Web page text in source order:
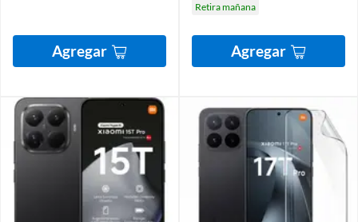
Agregar
Retira mañana
Agregar